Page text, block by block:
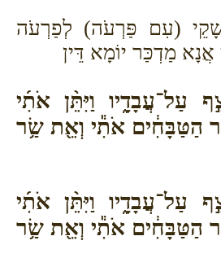
(עִם פַּרְעֹה) לְפַרְעֹה
מַדְכַּר יוֹמָא דֵּין
עַל־עֲבָדָ֑יו וַיִּתֵּ֨ן אֹתִ֜י
הַטַּבָּחִ֔ים אֹתִ֕י וְאֵ֖ת שַׂ֥ר
עַל־עֲבָדָ֑יו וַיִּתֵּ֨ן אֹתִ֜י
הַטַּבָּחִ֔ים אֹתִ֕י וְאֵ֖ת שַׂ֥ר